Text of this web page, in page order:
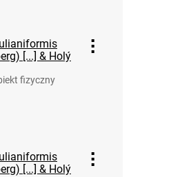
[...] & Holý
fizyczny
[...] & Holý